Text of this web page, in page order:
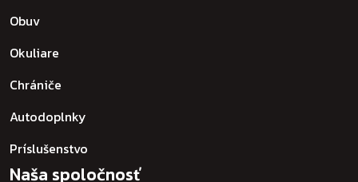
Obuv
Okuliare
Chrániče
Autodoplnky
Príslušenstvo
Naša spoločnosť